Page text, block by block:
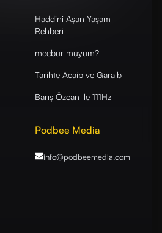
Haddini Aşan Yaşam
Rehberi
mecbur muyum?
Tarihte Acaib ve Garaib
Barış Özcan ile 111Hz
Podbee Media
info@podbeemedia.com